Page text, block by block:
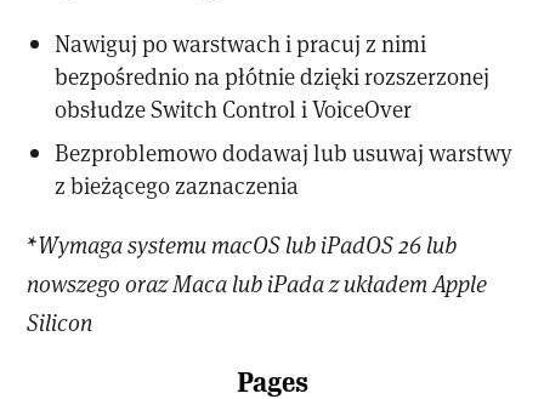
Nawiguj po warstwach i pracuj z nimi
bezpośrednio na płótnie dzięki rozszerzonej
obsłudze Switch Control i VoiceOver
Bezproblemowo dodawaj lub usuwaj warstwy
z bieżącego zaznaczenia
*Wymaga systemu macOS lub iPadOS 26 lub
nowszego oraz Maca lub iPada z układem Apple
Silicon
Pages